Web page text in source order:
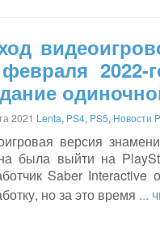
2022-
2021 Lenta, PS4, PS5, Новости
версия
была выйти на
Saber
но за это время ...